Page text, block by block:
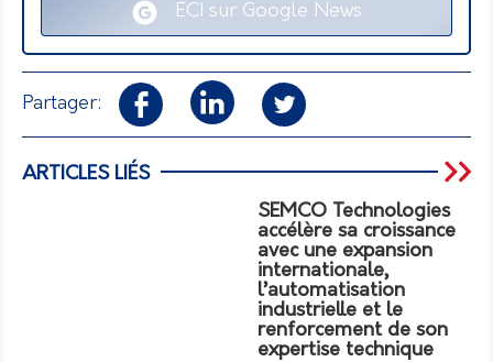
ECI sur Google News
Partager:
ARTICLES LIÉS
SEMCO Technologies
accélère sa croissance
avec une expansion
internationale,
l’automatisation
industrielle et le
renforcement de son
expertise technique